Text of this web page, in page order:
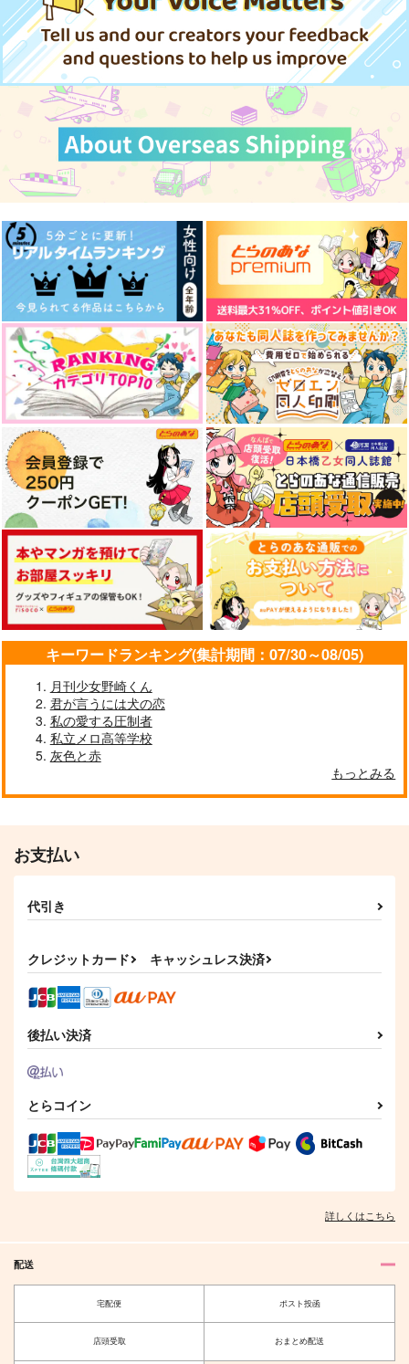
キーワードランキング(集計期間：07/30～08/05)
月刊少女野崎くん
君が言うには犬の恋
私の愛する圧制者
私立メロ高等学校
灰色と赤
もっとみる
お支払い
代引き
クレジットカード キャッシュレス決済
後払い決済
とらコイン
詳しくはこちら
配送
宅配便 ポスト投函
店頭受取 おまとめ配送